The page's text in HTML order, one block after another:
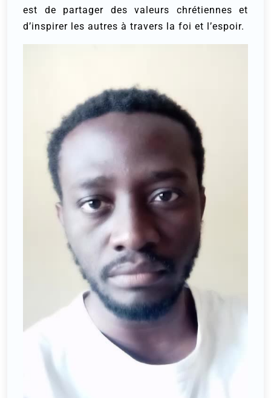
est de partager des valeurs chrétiennes et
d’inspirer les autres à travers la foi et l’espoir.